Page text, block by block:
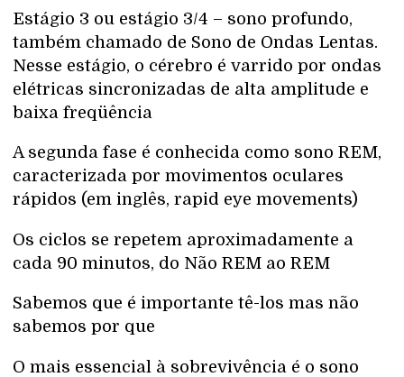
Estágio 3 ou estágio 3/4 – sono profundo,
também chamado de Sono de Ondas Lentas.
Nesse estágio, o cérebro é varrido por ondas
elétricas sincronizadas de alta amplitude e
baixa freqüência
A segunda fase é conhecida como sono REM,
caracterizada por movimentos oculares
rápidos (em inglês, rapid eye movements)
Os ciclos se repetem aproximadamente a
cada 90 minutos, do Não REM ao REM
Sabemos que é importante tê-los mas não
sabemos por que
O mais essencial à sobrevivência é o sono